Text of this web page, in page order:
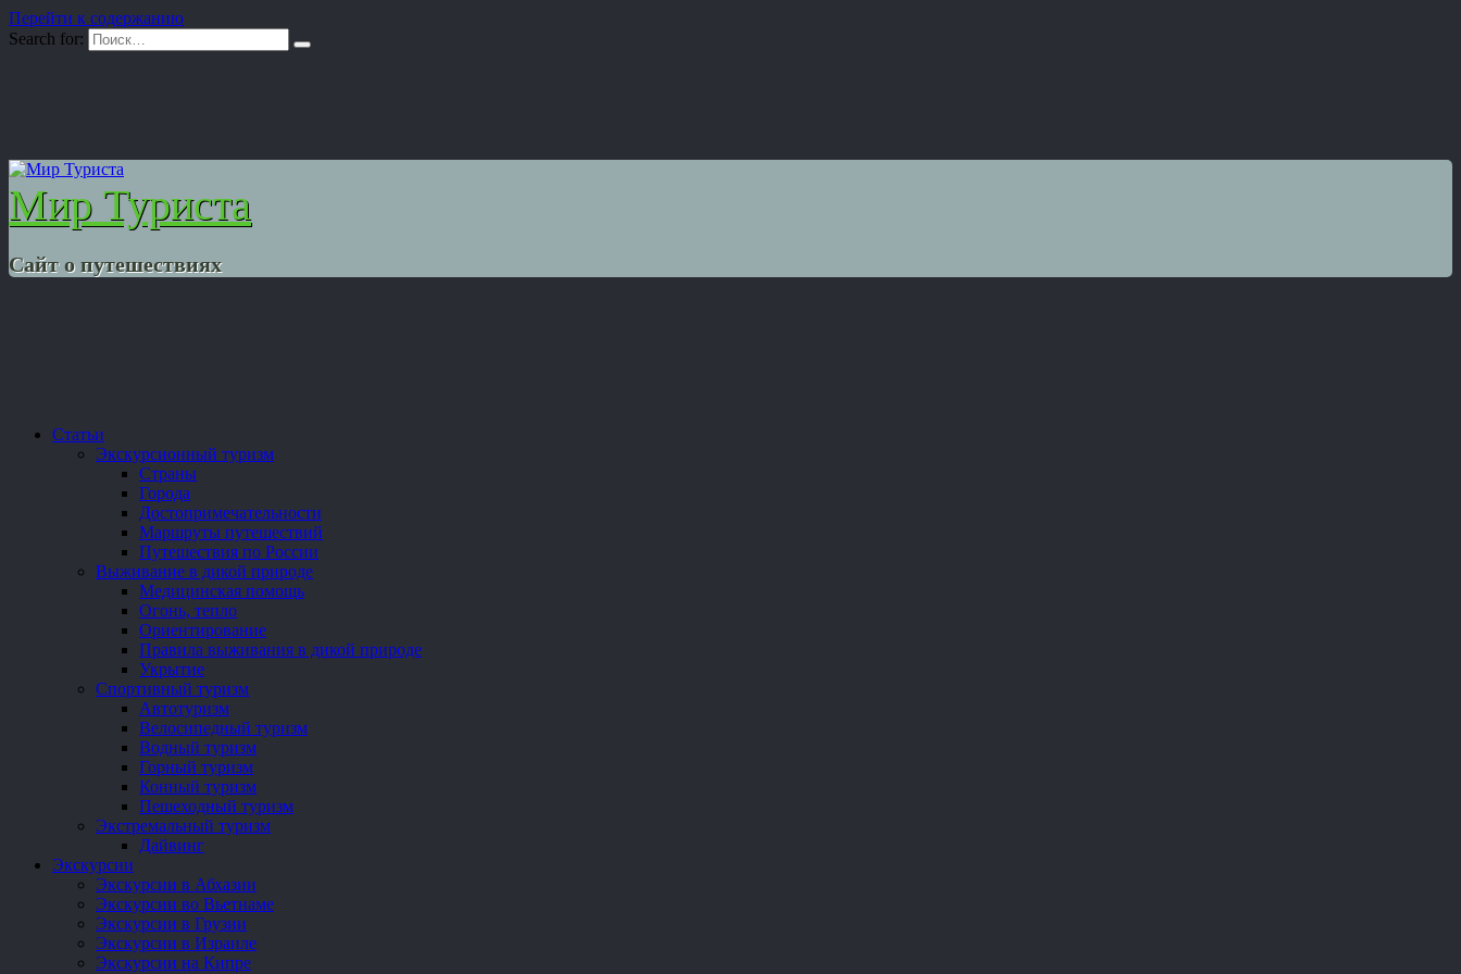
Перейти к содержанию
Search for:
Мир Туриста
Сайт о путешествиях
Статьи
Экскурсионный туризм
Страны
Города
Достопримечательности
Маршруты путешествий
Путешествия по России
Выживание в дикой природе
Медицинская помощь
Огонь, тепло
Ориентирование
Правила выживания в дикой природе
Укрытие
Спортивный туризм
Автотуризм
Велосипедный туризм
Водный туризм
Горный туризм
Конный туризм
Пешеходный туризм
Экстремальный туризм
Дайвинг
Экскурсии
Экскурсии в Абхазии
Экскурсии во Вьетнаме
Экскурсии в Грузии
Экскурсии в Израиле
Экскурсии на Кипре